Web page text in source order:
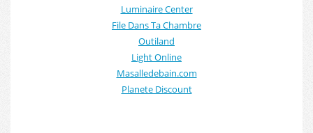
Luminaire Center
File Dans Ta Chambre
Outiland
Light Online
Masalledebain.com
Planete Discount